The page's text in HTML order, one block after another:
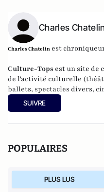
Charles
Charles Chatelin est
Culture-Tops est un site de
de l'activité culturelle
ballets, spectacles divers,
SUIVRE
POPULAIRES
PLUS LUS